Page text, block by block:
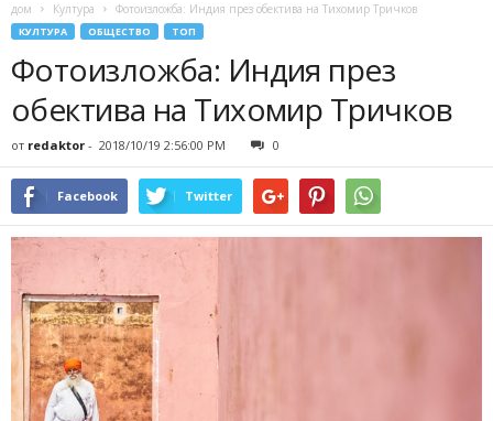
дом Култура Фотоизложба: Индия през обектива на Тихомир Тричков
КУЛТУРА ОБЩЕСТВО ТОП
Фотоизложба: Индия през
обектива на Тихомир Тричков
от redaktor - 2018/10/19 2:56:00 PM 0
Facebook Twitter